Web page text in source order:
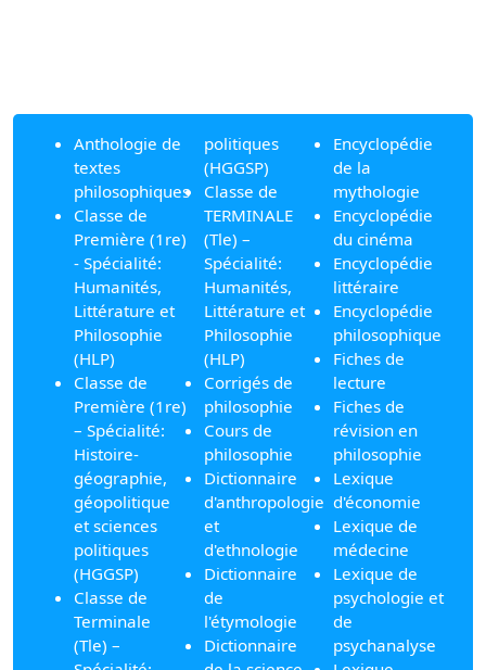
Anthologie de
textes
philosophiques
Classe de
Première (1re)
- Spécialité:
Humanités,
Littérature et
Philosophie
(HLP)
Classe de
Première (1re)
– Spécialité:
Histoire-
géographie,
géopolitique
et sciences
politiques
(HGGSP)
Classe de
Terminale
(Tle) –
politiques
(HGGSP)
Classe de
TERMINALE
(Tle) –
Spécialité:
Humanités,
Littérature et
Philosophie
(HLP)
Corrigés de
philosophie
Cours de
philosophie
Dictionnaire
d'anthropologie
et
d'ethnologie
Dictionnaire
de
l'étymologie
Dictionnaire
Encyclopédie
de la
mythologie
Encyclopédie
du cinéma
Encyclopédie
littéraire
Encyclopédie
philosophique
Fiches de
lecture
Fiches de
révision en
philosophie
Lexique
d'économie
Lexique de
médecine
Lexique de
psychologie et
de
psychanalyse